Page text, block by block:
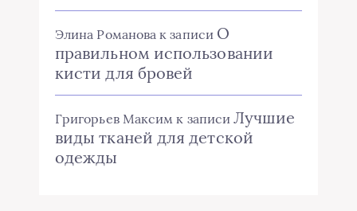
Элина Романова к записи О
правильном использовании
кисти для бровей
Григорьев Максим к записиЛучшие
виды тканей для детской
одежды